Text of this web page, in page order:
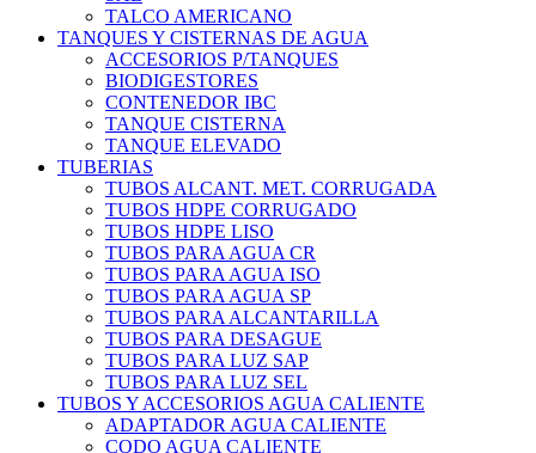
TALCO AMERICANO
TANQUES Y CISTERNAS DE AGUA
ACCESORIOS P/TANQUES
BIODIGESTORES
CONTENEDOR IBC
TANQUE CISTERNA
TANQUE ELEVADO
TUBERIAS
TUBOS ALCANT. MET. CORRUGADA
TUBOS HDPE CORRUGADO
TUBOS HDPE LISO
TUBOS PARA AGUA CR
TUBOS PARA AGUA ISO
TUBOS PARA AGUA SP
TUBOS PARA ALCANTARILLA
TUBOS PARA DESAGUE
TUBOS PARA LUZ SAP
TUBOS PARA LUZ SEL
TUBOS Y ACCESORIOS AGUA CALIENTE
ADAPTADOR AGUA CALIENTE
CODO AGUA CALIENTE